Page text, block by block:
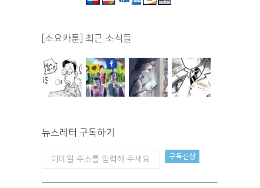
[소요카툰] 최근 소식들
뉴스레터 구독하기